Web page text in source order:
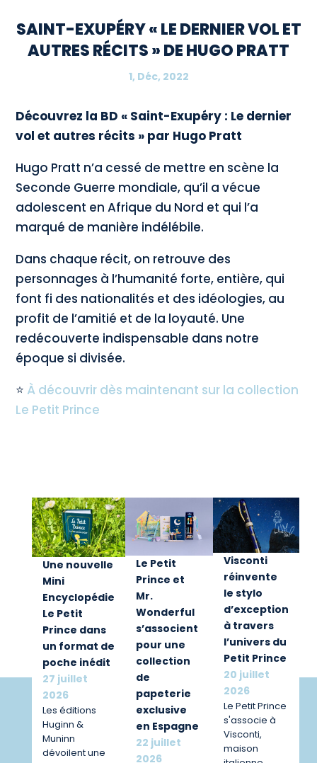
SAINT-EXUPÉRY « LE DERNIER VOL ET
AUTRES RÉCITS » DE HUGO PRATT
1, Déc, 2022
Découvrez la BD « Saint-Exupéry : Le dernier
vol et autres récits » par Hugo Pratt
Hugo Pratt n’a cessé de mettre en scène la
Seconde Guerre mondiale, qu’il a vécue
adolescent en Afrique du Nord et qui l’a
marqué de manière indélébile.
Dans chaque récit, on retrouve des
personnages à l’humanité forte, entière, qui
font fi des nationalités et des idéologies, au
profit de l’amitié et de la loyauté. Une
redécouverte indispensable dans notre
époque si divisée.
⭐ À découvrir dès maintenant sur la collection
Le Petit Prince
Une nouvelle
Mini
Encyclopédie
Le Petit
Prince dans
un format de
poche inédit
27 juillet
2026
Les éditions
Huginn &
Muninn
dévoilent une
Le Petit
Prince et
Mr.
Wonderful
s’associent
pour une
collection
de
papeterie
exclusive
en Espagne
22 juillet
2026
Visconti
réinvente
le stylo
d’exception
à travers
l’univers du
Petit Prince
20 juillet
2026
Le Petit Prince
s'associe à
Visconti,
maison